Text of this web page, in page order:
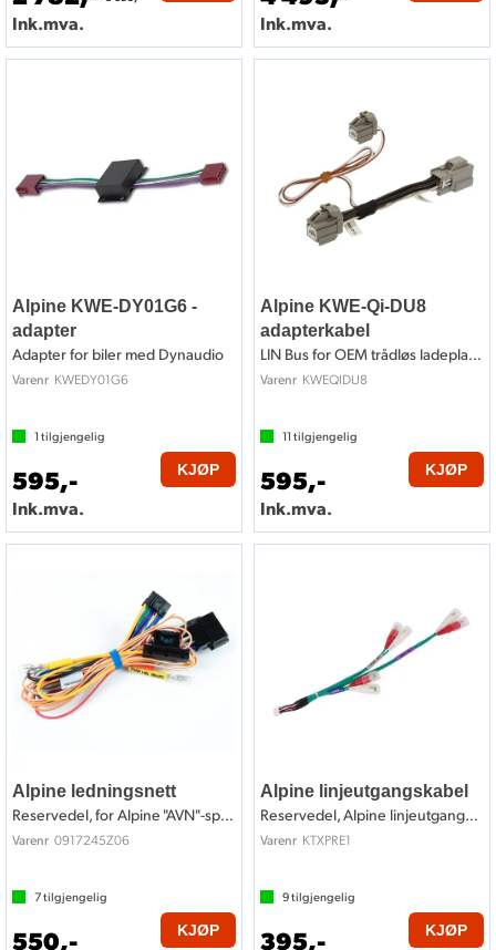
Ink.mva. Ink.mva.
Alpine KWE-DY01G6 -
adapter
Adapter for biler med Dynaudio
Varenr KWEDY01G6
1 tilgjengelig
595,-
Ink.mva.
KJØP
Alpine KWE-Qi-DU8
adapterkabel
LIN Bus for OEM trådløs ladeplate DUCATO
Varenr KWEQIDU8
11 tilgjengelig
595,-
Ink.mva.
KJØP
Alpine ledningsnett
Reservedel, for Alpine "AVN"-spillere
Varenr 0917245Z06
7tilgjengelig
550,- KJØP
Alpine linjeutgangskabel
Reservedel, Alpine linjeutgangskabel
Varenr KTXPRE1
9tilgjengelig
395,- KJØP